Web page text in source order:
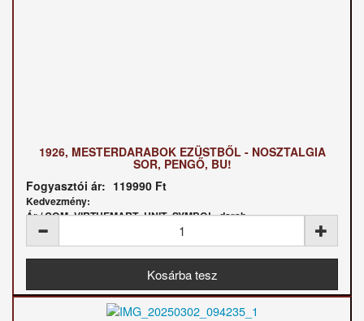
1926, MESTERDARABOK EZÜSTBŐL - NOSZTALGIA
SOR, PENGŐ, BU!
Fogyasztói ár: 119990 Ft
Kedvezmény:
Ár / COM_VIRTUEMART_UNIT_SYMBOL_darab: